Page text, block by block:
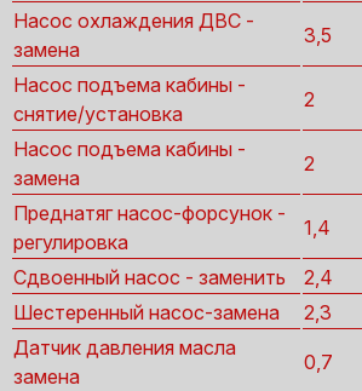
Насос охлаждения ДВС -
замена
3,5
Насос подъема кабины -
снятие/установка
2
Насос подъема кабины -
замена
2
Преднатяг насос-форсунок -
регулировка
1,4
Сдвоенный насос - заменить 2,4
Шестеренный насос-замена
2,3
Датчик давления масла
замена
0,7